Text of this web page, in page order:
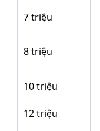
7 triệu
8 triệu
10 triệu
12 triệu